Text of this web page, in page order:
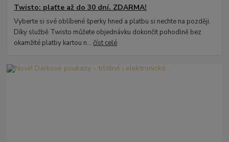
Twisto: plaťte až do 30 dní. ZDARMA!
Vyberte si své oblíbené šperky hned a platbu si nechte na později.
Díky službě Twisto můžete objednávku dokončit pohodlně bez
okamžité platby kartou n...číst celé